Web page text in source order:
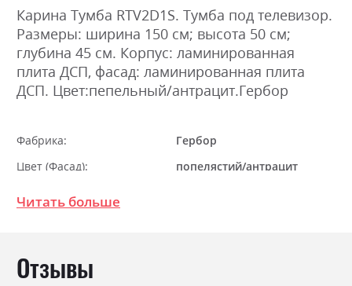
Карина Тумба RTV2D1S. Тумба под телевизор.
Размеры: ширина 150 см; высота 50 см;
глубина 45 см. Корпус: ламинированная
плита ДСП, фасад: ламинированная плита
ДСП. Цвет:пепельный/антрацит.Гербор
Фабрика:
Гербор
Цвет (Фасад):
попелястий/антрацит
Материал
Читать больше
Отзывы